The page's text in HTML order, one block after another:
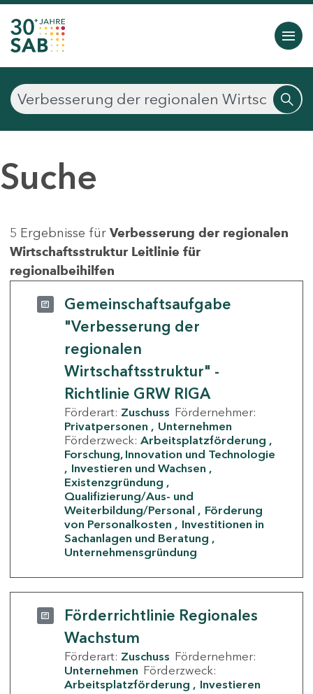
Suche
5 Ergebnisse für Verbesserung der regionalen
Wirtschaftsstruktur Leitlinie für
regionalbeihilfen
Gemeinschaftsaufgabe
"Verbesserung der
regionalen
Wirtschaftsstruktur" -
Richtlinie GRW RIGA
Förderart: Zuschuss Fördernehmer:
Privatpersonen
Unternehmen
Förderzweck: Arbeitsplatzförderung
Forschung, Innovation und Technologie
Investieren und Wachsen
Existenzgründung
Qualifizierung/Aus- und
Weiterbildung/Personal
Förderung
von Personalkosten
Investitionen in
Sachanlagen und Beratung
Unternehmensgründung
Förderrichtlinie Regionales
Wachstum
Förderart: Zuschuss Fördernehmer:
Unternehmen Förderzweck:
Arbeitsplatzförderung
Investieren